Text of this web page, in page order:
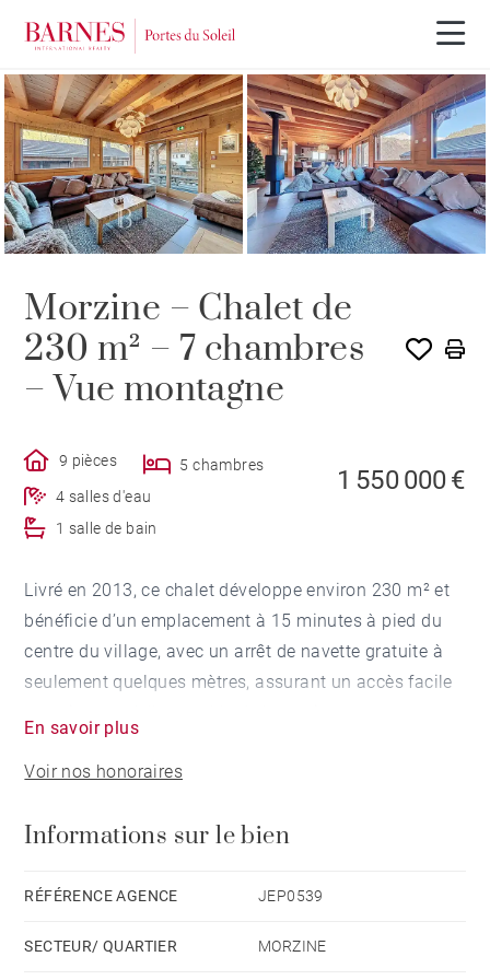
Morzine – Chalet de
230 m² – 7 chambres
– Vue montagne
9 pièces
5 chambres
4 salles d'eau
1 salle de bain
1 550 000 €
Livré en 2013, ce chalet développe environ 230 m² et
bénéficie d’un emplacement à 15 minutes à pied du
centre du village, avec un arrêt de navette gratuite à
seulement quelques mètres, assurant un accès facile
Réparti sur trois niveaux, le chalet offre une
niveaux supérieurs accueillent cinq chambres en
d’un séjour avec poêle à bois, d’une salle à manger et
volumes et les ouvertures apportent une atmosphère
En savoir plus
Voir nos honoraires
Informations sur le bien
RÉFÉRENCE AGENCE JEP0539
SECTEUR/ QUARTIER MORZINE